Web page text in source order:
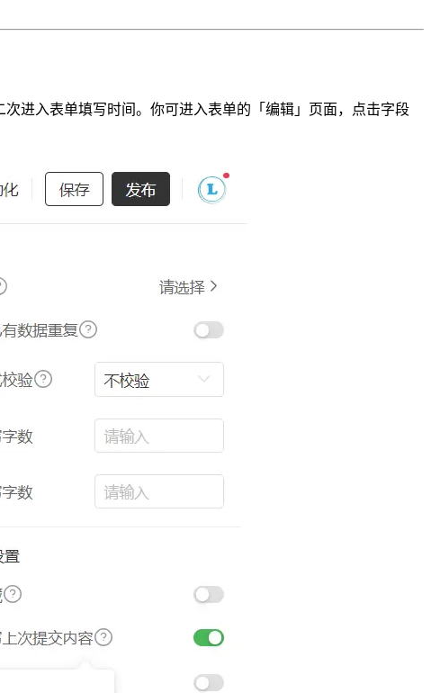
进入表单填写时间。你可进入表单的「编辑」页面，点击字段